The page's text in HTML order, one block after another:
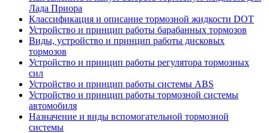
Лада Приора
Классификация и описание тормозной жидкости DOT
Устройство и принцип работы барабанных тормозов
Виды, устройство и принцип работы дисковых
тормозов
Устройство и принцип работы регулятора тормозных
сил
Устройство и принцип работы системы ABS
Устройство и принцип работы тормозной системы
автомобиля
Назначение и виды вспомогательной тормозной
системы